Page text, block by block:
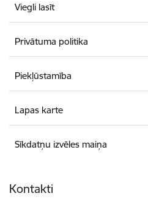
Viegli lasīt
Privātuma politika
Piekļūstamība
Lapas karte
Sīkdatņu izvēles maiņa
Kontakti